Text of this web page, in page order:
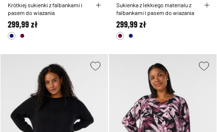
Krótkiej sukienki z falbankami i
pasem do wiazania
299,99 zł
Sukienka z lekkiego materialu z
falbankami i pasem do wiazania
299,99 zł